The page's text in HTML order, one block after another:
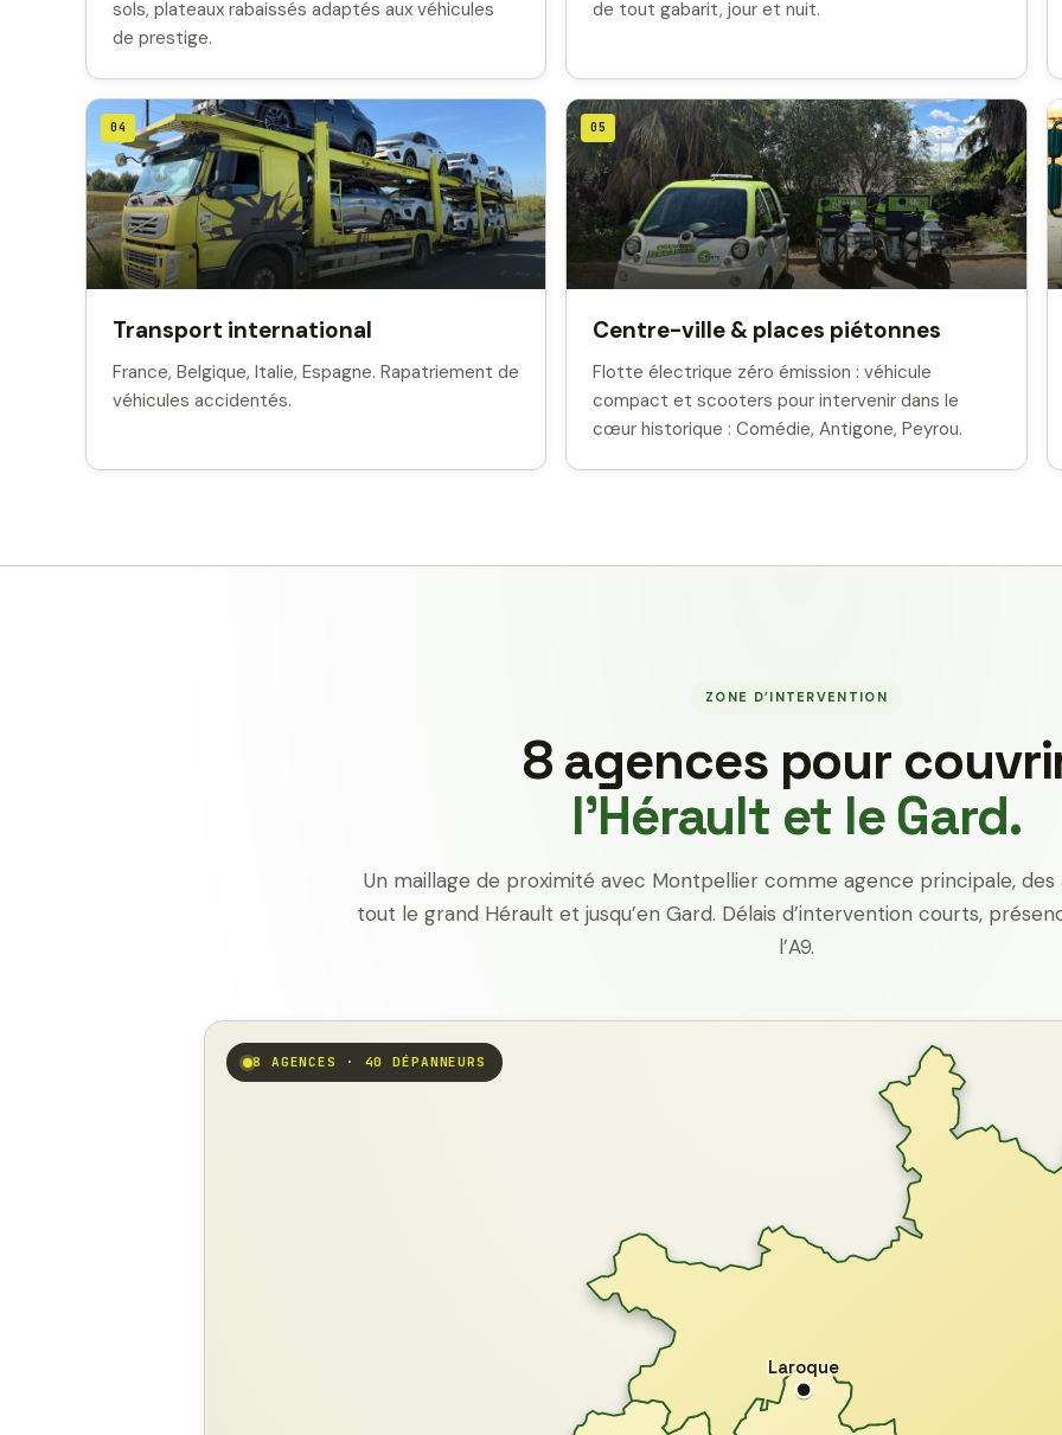
sols, plateaux rabaissés adaptés aux véhicules
de prestige.
de tout gabarit, jour et nuit.
04
Transport international
France, Belgique, Italie, Espagne. Rapatriement de
véhicules accidentés.
05
Centre-ville & places piétonnes
Flotte électrique zéro émission : véhicule
compact et scooters pour intervenir dans le
cœur historique : Comédie, Antigone, Peyrou.
ZONE D’INTERVENTION
8 agences pour
l’Hérault et le Gard.
Un maillage de proximité avec Montpellier comme agence principale, des
tout le grand Hérault et jusqu’en Gard. Délais d’intervention courts,
l’A9.
Laroque
8 AGENCES · 40 DÉPANNEURS